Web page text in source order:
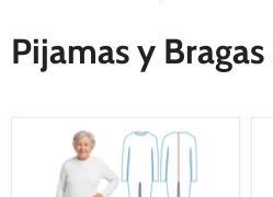
Pijamas y